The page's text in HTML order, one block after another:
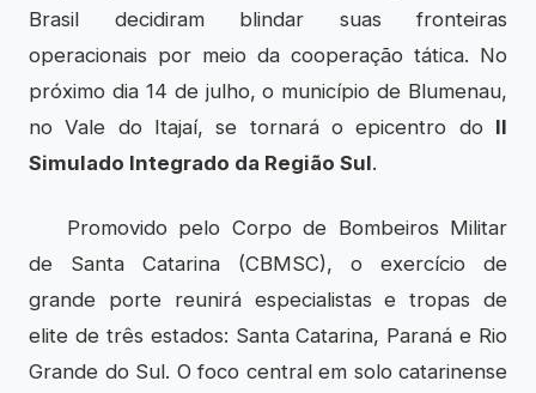
Brasil decidiram blindar suas fronteiras
operacionais por meio da cooperação tática. No
próximo dia 14 de julho, o município de Blumenau,
no Vale do Itajaí, se tornará o epicentro do II
Simulado Integrado da Região Sul.
Promovido pelo Corpo de Bombeiros Militar
de Santa Catarina (CBMSC), o exercício de
grande porte reunirá especialistas e tropas de
elite de três estados: Santa Catarina, Paraná e Rio
Grande do Sul. O foco central em solo catarinense